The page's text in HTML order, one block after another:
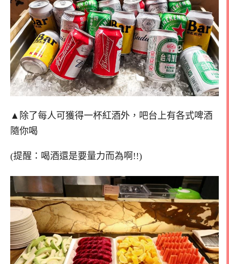
▲除了每人可獲得一杯紅酒外，吧台上有各式啤酒
隨你喝
(提醒：喝酒還是要量力而為啊!!)